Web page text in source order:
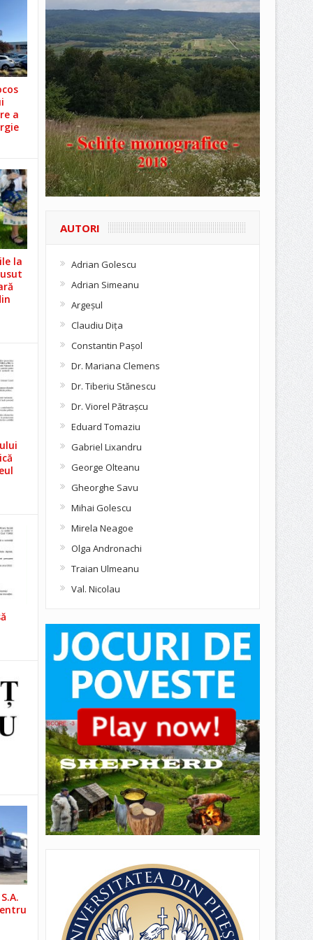
a
la
AUTORI
Adrian Golescu
Adrian Simeanu
Argeşul
Claudiu Diţa
Constantin Pașol
Dr. Mariana Clemens
Dr. Tiberiu Stănescu
Dr. Viorel Pătraşcu
Eduard Tomaziu
Gabriel Lixandru
George Olteanu
Gheorghe Savu
Mihai Golescu
Mirela Neagoe
Olga Andronachi
Traian Ulmeanu
Val. Nicolau